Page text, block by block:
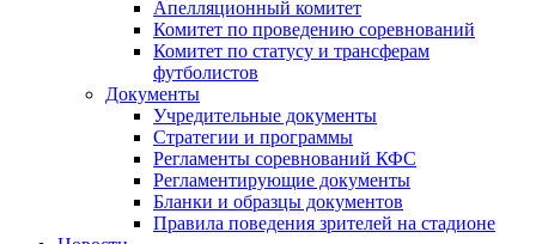
Апелляционный комитет
Комитет по проведению соревнований
Комитет по статусу и трансферам
футболистов
Документы
Учредительные документы
Стратегии и программы
Регламенты соревнований КФС
Регламентирующие документы
Бланки и образцы документов
Правила поведения зрителей на стадионе